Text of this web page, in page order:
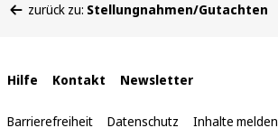
befinden
zurück zu: Stellungnahmen/Gutachten
Interne
Links
Hilfe Kontakt Newsletter
Barrierefreiheit Datenschutz Inhalte melden